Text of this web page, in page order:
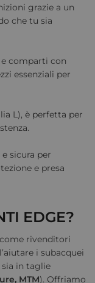
grazie a un
che tu sia
comparti con
essenziali per
L), è perfetta per
sicura per
e presa
EDGE?
come rivenditori
i subacquei
in taglie
MTM). Offriamo